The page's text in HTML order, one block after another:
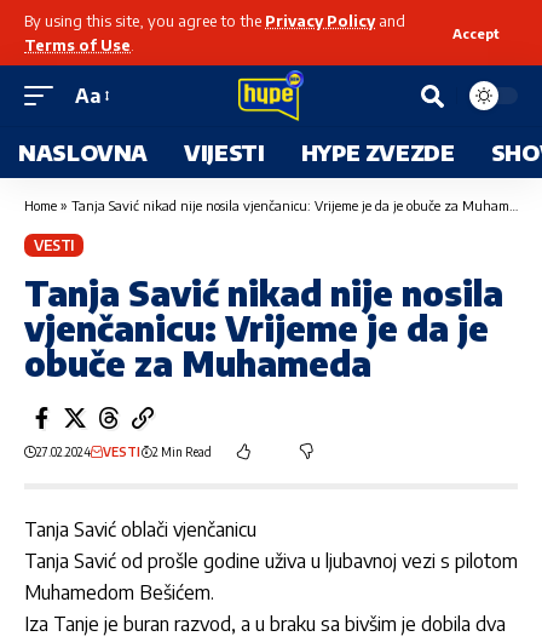
By using this site, you agree to the Privacy Policyand
Terms of Use
Accept
Aa
NASLOVNA VIJESTI HYPE ZVEZDE
Home » Tanja Savić nikad nije nosila vjenčanicu: Vrijeme je da je obuče za Muhameda
VESTI
Tanja Savić nikad nije nosila
vjenčanicu: Vrijeme je da je
obuče za Muhameda
27.02.2024 VESTI 2 Min Read
Tanja Savić oblači vjenčanicu
Tanja Savić od prošle godine uživa u ljubavnoj vezi s pilotom
Muhamedom Bešićem.
Iza Tanje je buran razvod, a u braku sa bivšim je dobila dva